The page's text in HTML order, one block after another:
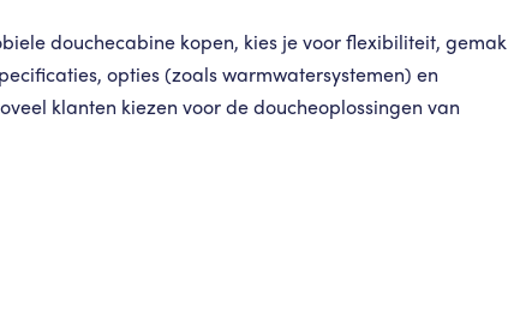
douchecabine kopen, kies je voor flexibiliteit, gemak
opties (zoals warmwatersystemen) en
klanten kiezen voor de doucheoplossingen van